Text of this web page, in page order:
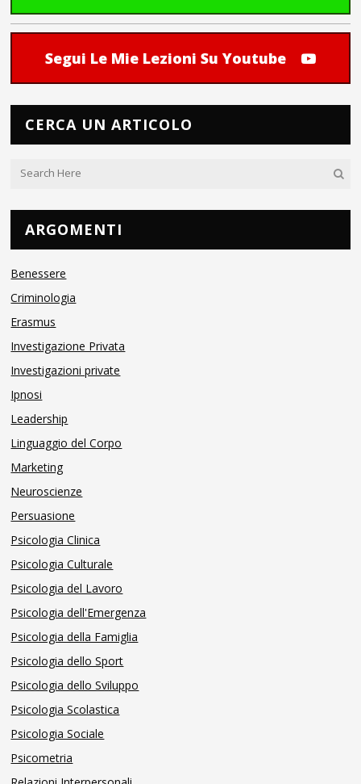
Segui Le Mie Lezioni Su Youtube
CERCA UN ARTICOLO
ARGOMENTI
Benessere
Criminologia
Erasmus
Investigazione Privata
Investigazioni private
Ipnosi
Leadership
Linguaggio del Corpo
Marketing
Neuroscienze
Persuasione
Psicologia Clinica
Psicologia Culturale
Psicologia del Lavoro
Psicologia dell'Emergenza
Psicologia della Famiglia
Psicologia dello Sport
Psicologia dello Sviluppo
Psicologia Scolastica
Psicologia Sociale
Psicometria